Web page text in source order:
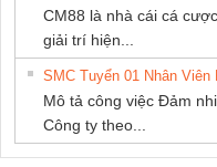
CM88 là nhà cái cá
giải trí hiện...
SMC Tuyển 01 Nhân Viên
Mô tả công việc Đảm
Công ty theo...